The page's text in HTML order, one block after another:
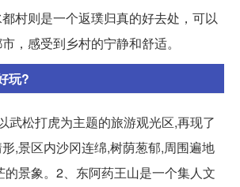
村则是一个返璞归真的好去处，可以
，感受到乡村的宁静和舒适。
玩?
武松打虎为主题的旅游观光区,再现了
形,景区内沙冈连绵,树荫葱郁,周围遍地
的景象。2、东阿药王山是一个集人文